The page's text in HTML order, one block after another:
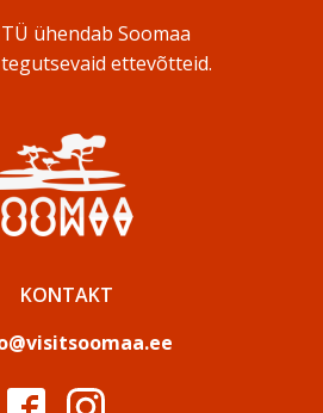
ühendab Soomaa
ettevõtteid.
KONTAKT